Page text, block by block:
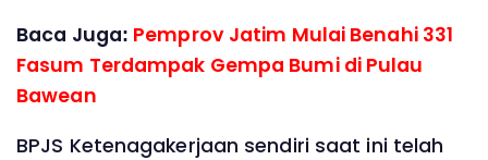
Baca Juga: Pemprov Jatim Mulai Benahi 331
Fasum Terdampak Gempa Bumi di Pulau
Bawean
BPJS Ketenagakerjaan sendiri saat ini telah